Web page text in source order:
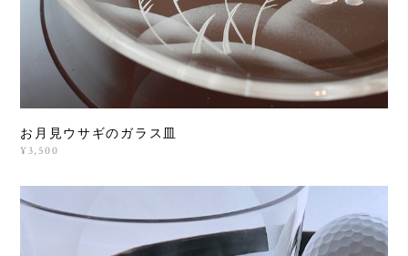
お月見ウサギのガラス皿
¥3,500